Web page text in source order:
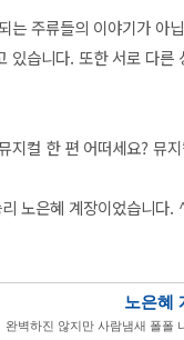
는 주류들의 이야기가 아
있습니다. 또한 서로 다
지컬 한 편 어떠세요? 뮤
노은혜 계장이었습니다.
노은혜
완벽하진 않지만 사람냄새 폴폴